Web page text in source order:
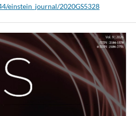
einstein_journal/2020GS5328